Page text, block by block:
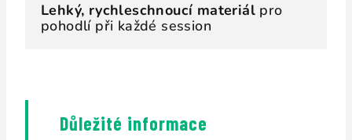
Lehký, rychleschnoucí materiál pro
pohodlí při každé session
Důležité informace